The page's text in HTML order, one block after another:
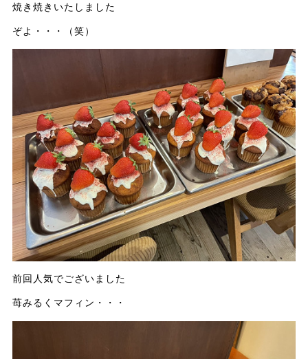
焼き焼きいたしました
ぞよ・・・（笑）
前回人気でございました
苺みるくマフィン・・・